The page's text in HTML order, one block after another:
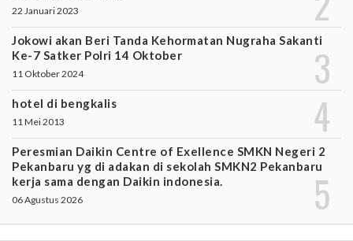
22 Januari 2023
Jokowi akan Beri Tanda Kehormatan Nugraha Sakanti
Ke-7 Satker Polri 14 Oktober
11 Oktober 2024
hotel di bengkalis
11 Mei 2013
Peresmian Daikin Centre of Exellence SMKN Negeri 2
Pekanbaru yg di adakan di sekolah SMKN2 Pekanbaru
kerja sama dengan Daikin indonesia.
06 Agustus 2026